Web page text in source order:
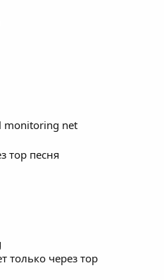
monitoring net
тор песня
только через тор